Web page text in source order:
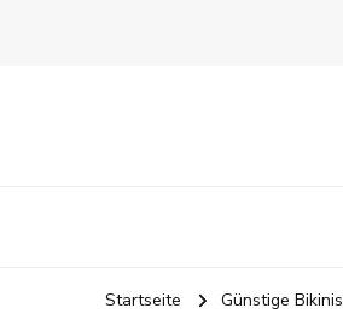
Startseite Günstige Bikinis